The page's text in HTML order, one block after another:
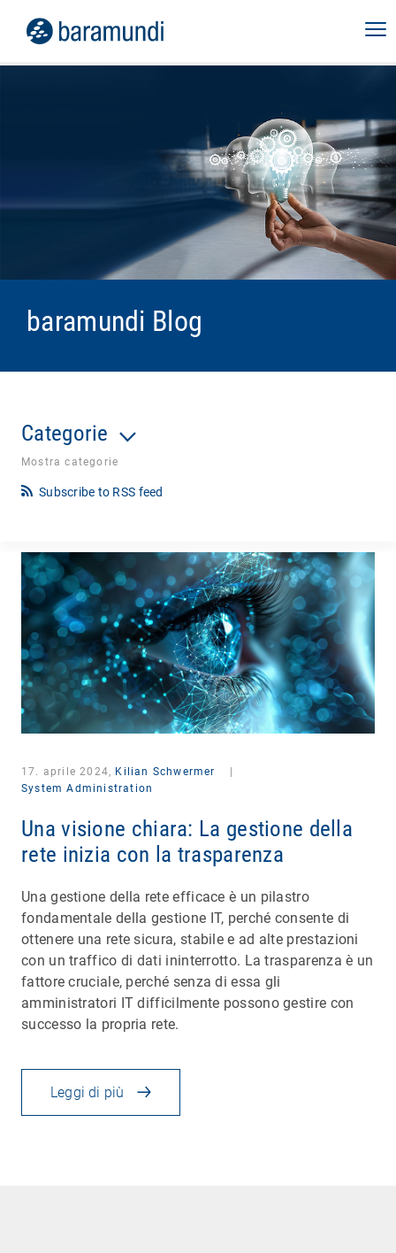
baramundi Blog
Categorie
Mostra categorie
Subscribe to RSS feed
17. aprile 2024, Kilian Schwermer
System Administration
Una visione chiara: La gestione della
rete inizia con la trasparenza
Una gestione della rete efficace è un pilastro
fondamentale della gestione IT, perché consente di
ottenere una rete sicura, stabile e ad alte prestazioni
con un traffico di dati ininterrotto. La trasparenza è un
fattore cruciale, perché senza di essa gli
amministratori IT difficilmente possono gestire con
successo la propria rete.
Leggi di più